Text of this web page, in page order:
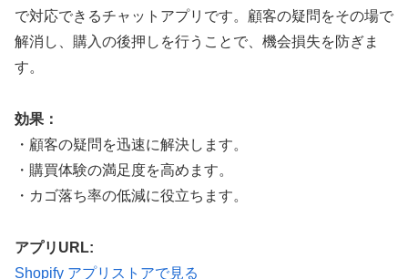
で対応できるチャットアプリです。顧客の疑問をその場で
解消し、購入の後押しを行うことで、機会損失を防ぎま
す。
効果：
・顧客の疑問を迅速に解決します。
・購買体験の満足度を高めます。
・カゴ落ち率の低減に役立ちます。
アプリURL:
Shopify アプリストアで見る